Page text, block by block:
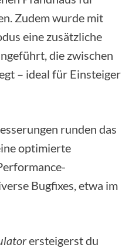
Zudem wurde mit
eine zusätzliche
die zwischen
– ideal für Einsteiger
runden das
optimierte
Bugfixes, etwa im
ersteigerst du